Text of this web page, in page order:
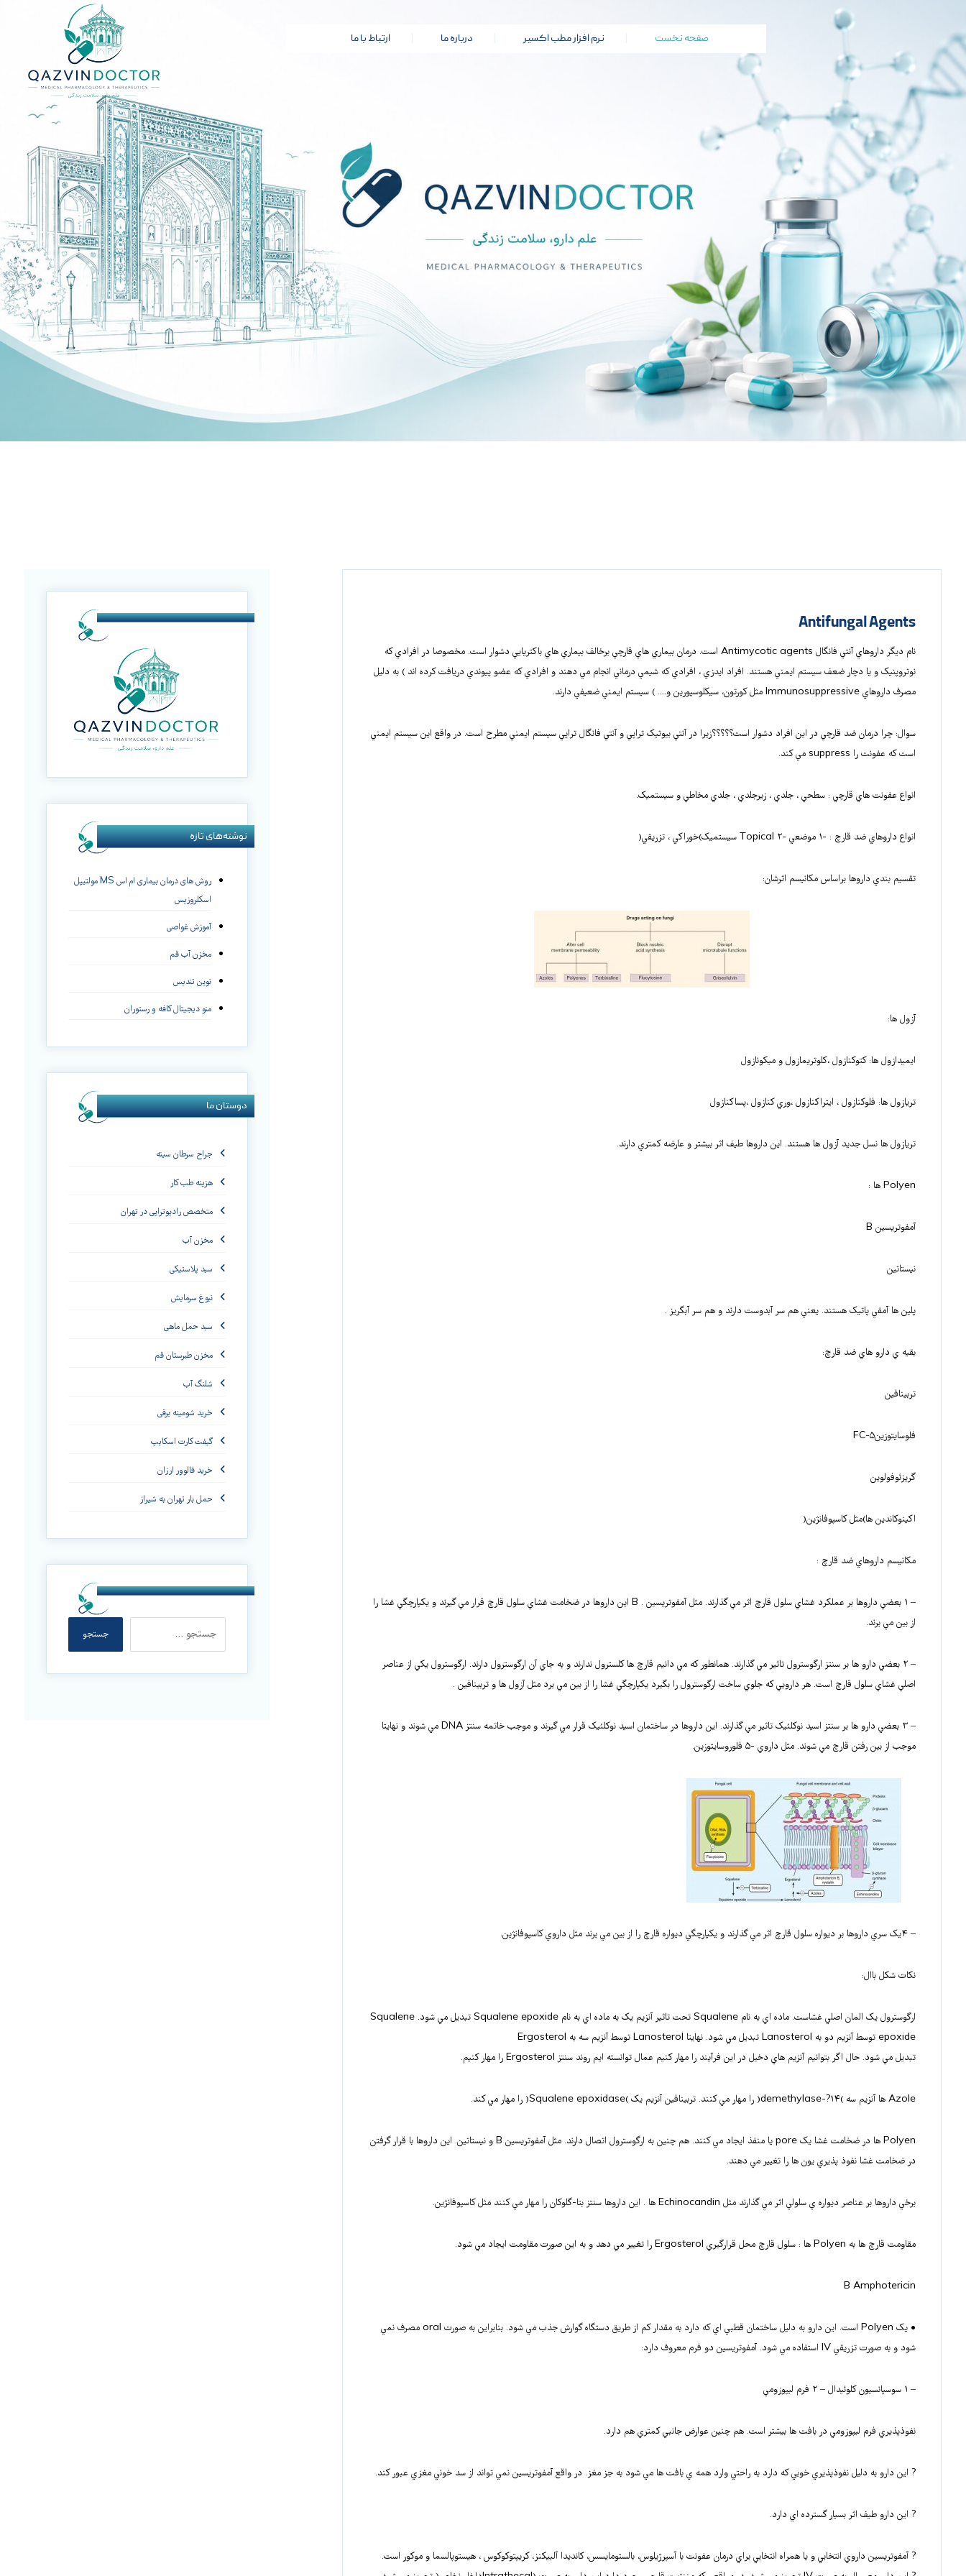
صفحه نخست نرم افزار مطب اکسیر درباره ما ارتباط با ما
Antifungal Agents
نام ديگر داروهاي آنتي فانگال Antimycotic agents است. درمان بيماري هاي قارچي برخالف بيماري هاي باکتريايي دشوار است. مخصوصا در افرادي که
نوتروپنيک و يا دچار ضعف سيستم ايمني هستند. افراد ايدزي ، افرادي که شيمي درماني انجام مي دهند و افرادي که عضو پيوندي دريافت کرده اند ) به دليل
مصرف داروهاي Immunosuppressive مثل کورتون، سيکلوسپورين و…. ) سيستم ايمني ضعيفي دارند.
سوال: چرا درمان ضد قارچي در اين افراد دشوار است؟؟؟؟؟زيرا در آنتي بيوتيک تراپي و آنتي فانگال تراپي سيستم ايمني مطرح است. در واقع اين سيستم ايمني
است که عفونت را suppress مي کند.
انواع عفونت هاي قارچي : سطحي ، جلدي ، زيرجلدي ، جلدي مخاطي و سيستميک.
انواع داروهاي ضد قارچ : -۱ موضعي -۲ Topical سيستميک)خوراکي ، تزريقي(
تقسيم بندي داروها براساس مکانيسم اثرشان:
آزول ها:
ايميدازول ها: کتوکنازول ،کلوتريمازول و ميکونازول
تريازول ها: فلوکنازول ، ايتراکنازول ،وري کنازول ،پساکنازول
تريازول ها نسل جديد آزول ها هستند. اين داروها طيف اثر بيشتر و عارضه کمتري دارند.
Polyen ها :
آمفوتريسين B
نيستاتين
پلين ها آمفي پاتيک هستند. يعني هم سر آبدوست دارند و هم سر آبگريز .
بقيه ي دارو هاي ضد قارچ:
تربينافين
فلوسايتوزين۵-FC
گريزئوفولوين
اکينوکاندين ها)مثل کاسپوفانژين(
مکانيسم داروهاي ضد قارچ :
– ۱ بعضي داروها بر عملکرد غشاي سلول قارچ اثر مي گذارند. مثل آمفوتريسين . B اين داروها در ضخامت غشاي سلول قارچ قرار مي گيرند و يکپارچگي غشا را
از بين مي برند.
– ۲ بعضي دارو ها بر سنتز ارگوسترول تاثير مي گذارند. همانطور که مي دانيم قارچ ها کلسترول ندارند و به جاي آن ارگوسترول دارند. ارگوسترول يکي از عناصر
اصلي غشاي سلول قارچ است. هر دارويي که جلوي ساخت ارگوسترول را بگيرد يکپارچگي غشا را از بين مي برد مثل آزول ها و تربينافين .
– ۳ بعضي دارو ها بر سنتز اسيد نوکلئيک تاثير مي گذارند. اين داروها در ساختمان اسيد نوکلئيک قرار مي گيرند و موجب خاتمه سنتز DNA مي شوند و نهايتا
موجب از بين رفتن قارچ مي شوند. مثل داروي -۵ فلوروسايتوزين.
– ۴يک سري داروها بر ديواره سلول قارچ اثر مي گذارند و يکپارچگي ديواره قارچ را از بين مي برند مثل داروي کاسپوفانژين.
نکات شکل باال:
ارگوسترول يک المان اصلي غشاست. ماده اي به نام Squalene تحت تاثير آنزيم يک به ماده اي به نام Squalene epoxide تبديل مي شود. Squalene
epoxide توسط آنزيم دو به Lanosterol تبديل مي شود. نهايتا Lanosterol توسط آنزيم سه به Ergosterol
تبديل مي شود. حال اگر بتوانيم آنزيم هاي دخيل در اين فرآيند را مهار کنيم عمال توانسته ايم روند سنتز Ergosterol را مهار کنيم.
Azole ها آنزيم سه )۱۴?-demethylase( را مهار مي کنند. تربينافين آنزيم يک )Squalene epoxidase( را مهار مي کند.
Polyen ها در ضخامت غشا يک pore يا منفذ ايجاد مي کنند. هم چنين به ارگوسترول اتصال دارند. مثل آمفوتريسين B و نيستاتين. اين داروها با قرار گرفتن
در ضخامت غشا نفوذ پذيري يون ها را تغيير مي دهند.
برخي داروها بر عناصر ديواره ي سلولي اثر مي گذارند مثل Echinocandin ها . اين داروها سنتز بتا-گلوکان را مهار مي کنند مثل کاسپوفانژين.
مقاومت قارچ ها به Polyen ها : سلول قارچ محل قرارگيري Ergosterol را تغيير مي دهد و به اين صورت مقاومت ايجاد مي شود.
B Amphotericin
• يک Polyen است. اين دارو به دليل ساختمان قطبي اي که دارد به مقدار کم از طريق دستگاه گوارش جذب مي شود. بنابراين به صورت oral مصرف نمي
شود و به صورت تزريقي IV استفاده مي شود. آمفوتريسين دو فرم معروف دارد:
– ۱ سوسپانسيون کلوئيدال – ۲ فرم ليپوزومي
نفوذپذيري فرم ليپوزومي در بافت ها بيشتر است. هم چنين عوارض جانبي کمتري هم دارد.
? اين دارو به دليل نفوذپذيري خوبي که دارد به راحتي وارد همه ي بافت ها مي شود به جز مغز. در واقع آمفوتريسين نمي تواند از سد خوني مغزي عبور کند.
? اين دارو طيف اثر بسيار گسترده اي دارد.
? آمفوتريسين داروي انتخابي و يا همراه انتخابي براي درمان عفونت با آسپرژيلوس، بالستومايسس، کانديدا آلبيکنز، کريپتوکوکوس ، هيستوپالسما و موکور است.
نوشته‌های تازه
روش های درمان بیماری ام اس MS مولتیپل
اسکلروزیس
آموزش غواصی
مخزن آب قم
نوین تندیس
منو دیجیتال کافه و رستوران
دوستان ما
جراح سرطان سینه
هزینه طب کار
متخصص رادیوتراپی در تهران
مخزن آب
سبد پلاستیکی
نبوغ سرمایش
سبد حمل ماهی
مخزن طبرستان قم
شلنگ آب
خرید شومینه برقی
گیفت کارت اسکایپ
خرید فالوور ارزان
حمل بار تهران به شیراز
جستجو